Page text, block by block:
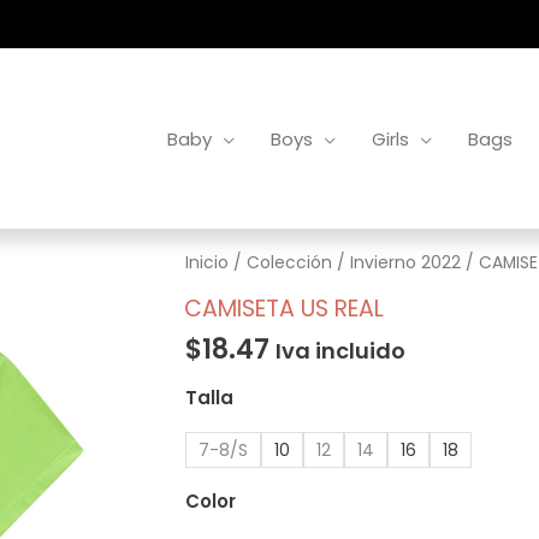
Baby Boys Girls Bags
Inicio / Colección / Invierno 2022/
CAMISETA US REAL
$18.47 Iva incluido
Talla
7-8/S 10 12 14 16 18
Color
CAMISETA
US
cantidad